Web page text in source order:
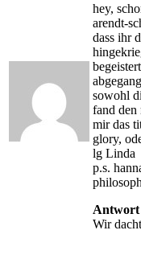
hey,
arendt-
dass ihr
sowohl
fand den
mir das
glory,
lg Linda
p.s.
Antwort
Wir